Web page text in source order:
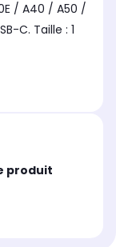
/ A40 / A50 /
C. Taille : 1
produit